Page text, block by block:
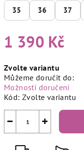
35 36 37
1 390 Kč
cena:
Zvolte variantu
Můžeme doručit do:
Možnosti doručení
Kód: Zvolte variantu
+
−